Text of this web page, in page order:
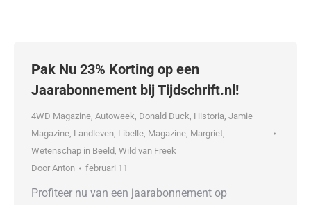
Pak Nu 23% Korting op een
Jaarabonnement bij Tijdschrift.nl!
4WD Magazine, Autoweek, Donald Duck, Historia, Jamie
Magazine, Landleven, Libelle, Magazine, Margriet,
Wetenschap in Beeld , Wild van Freek
Door Anton februari 11
Profiteer nu van een jaarabonnement op